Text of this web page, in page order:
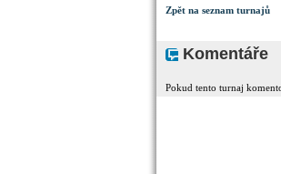
Zpět na seznam turnajů
Komentáře
Pokud tento turnaj